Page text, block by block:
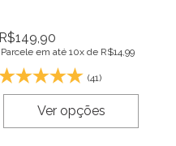
R$149,90
Parcele em até 10x de R$14,99
(41)
Ver opções